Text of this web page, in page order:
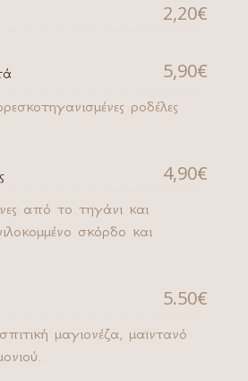
2,20€
5,90€
ροδέλες
4,90€
από το τηγάνι και
σκόρδο και
5.50€
μαγιονέζα, μαϊντανό